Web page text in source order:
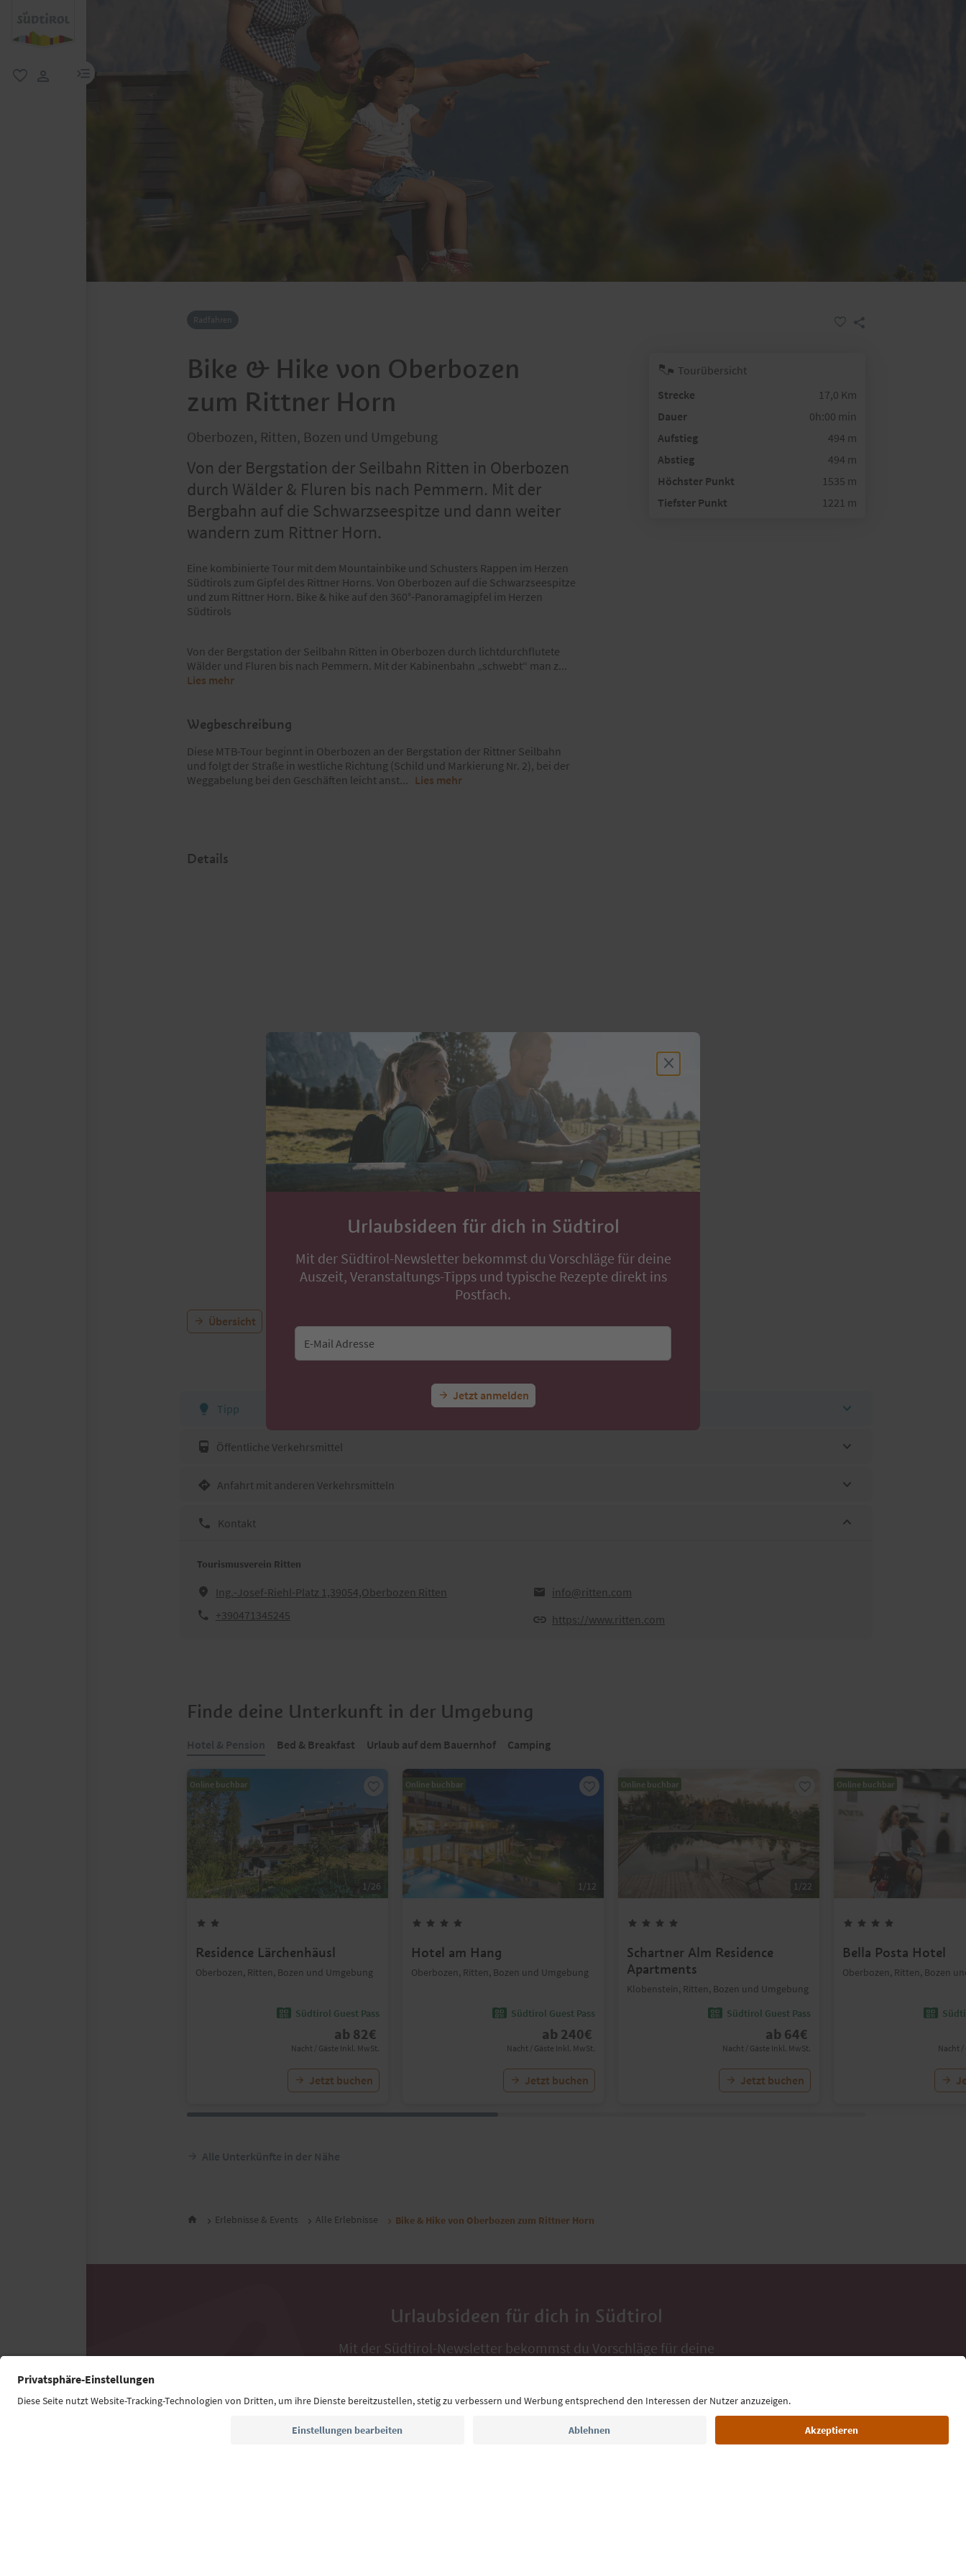
menu link
Radfahren
Bike & Hike von Oberbozen
zum Rittner Horn
Oberbozen, Ritten, Bozen und Umgebung
Von der Bergstation der Seilbahn Ritten in Oberbozen
durch Wälder & Fluren bis nach Pemmern. Mit der
Bergbahn auf die Schwarzseespitze und dann weiter
wandern zum Rittner Horn.
Eine kombinierte Tour mit dem Mountainbike und Schusters Rappen im Herzen
Südtirols zum Gipfel des Rittner Horns. Von Oberbozen auf die Schwarzseespitze
und zum Rittner Horn. Bike & hike auf den 360°-Panoramagipfel im Herzen
Südtirols
Von der Bergstation der Seilbahn Ritten in Oberbozen durch lichtdurchflutete
Wälder und Fluren bis nach Pemmern. Mit der Kabinenbahn „schwebt“ man z...
Lies mehr
Wegbeschreibung
Diese MTB-Tour beginnt in Oberbozen an der Bergstation der Rittner Seilbahn
und folgt der Straße in westliche Richtung (Schild und Markierung Nr. 2), bei der
Weggabelung bei den Geschäften leicht anst... Lies mehr
Tourübersicht
Strecke
17,0 Km
Dauer
0h:00 min
Aufstieg
494 m
Abstieg
494 m
Höchster Punkt
1535 m
Tiefster Punkt
1221 m
Details
Übersicht
Tipp
Öffentliche Verkehrsmittel
Anfahrt mit anderen Verkehrsmitteln
Kontakt
Tourismusverein Ritten
Ing.-Josef-Riehl-Platz 1,39054,Oberbozen Ritten
info@ritten.com
+390471345245
https://www.ritten.com
Finde deine Unterkunft in der Umgebung
Hotel & Pension Bed & Breakfast Urlaub auf dem Bauernhof Camping
Online buchbar
1/26
Residence Lärchenhäusl
Oberbozen, Ritten, Bozen und Umgebung
Südtirol Guest Pass
ab 82€
Nacht / Gäste Inkl. MwSt.
Jetzt buchen
Online buchbar
1/12
Hotel am Hang
Oberbozen, Ritten, Bozen und Umgebung
Südtirol Guest Pass
ab 240€
Nacht / Gäste Inkl. MwSt.
Jetzt buchen
Online buchbar
1/22
Schartner Alm Residence
Apartments
Klobenstein, Ritten, Bozen und Umgebung
Südtirol Guest Pass
ab 64€
Nacht / Gäste Inkl. MwSt.
Jetzt buchen
Online buchbar
Bella Posta Hotel
Oberbozen, Ritten, Bozen
Nacht /
Alle Unterkünfte in der Nähe
Erlebnisse & Events Alle Erlebnisse Bike & Hike von Oberbozen zum Rittner Horn
Urlaubsideen für dich in Südtirol
Mit der Südtirol-Newsletter bekommst du Vorschläge für deine
E-Mail Adresse
Urlaubsideen für dich in Südtirol
Mit der Südtirol-Newsletter bekommst du Vorschläge für deine
Auszeit, Veranstaltungs-Tipps und typische Rezepte direkt ins
Postfach.
E-Mail Adresse
Jetzt anmelden